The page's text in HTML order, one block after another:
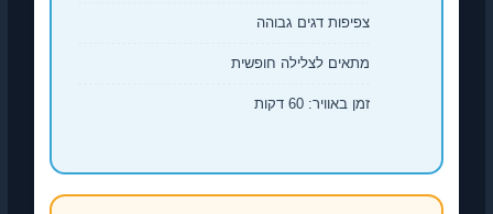
צפיפות דגים גבוהה
מתאים לצלילה חופשית
זמן באוויר: 60 דקות